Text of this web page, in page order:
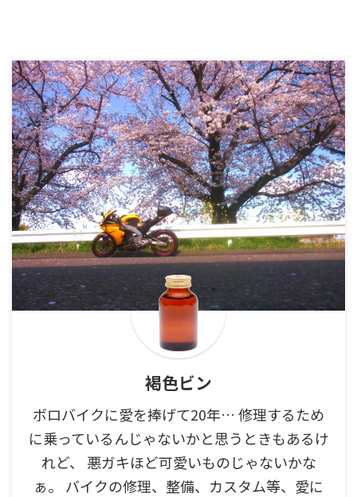
褐色ビン
ボロバイクに愛を捧げて20年… 修理するため
に乗っているんじゃないかと思うときもあるけ
れど、 悪ガキほど可愛いものじゃないかな
ぁ。 バイクの修理、整備、カスタム等、愛に